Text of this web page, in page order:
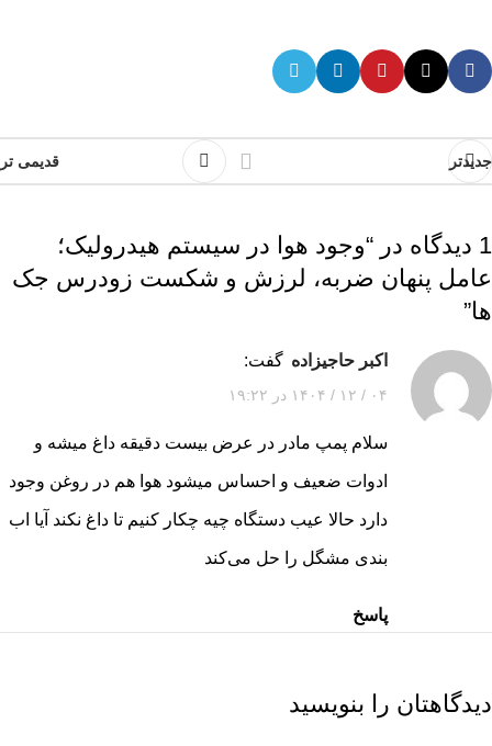
جدیدتر قدیمی تر
1 دیدگاه در “
وجود هوا در سیستم هیدرولیک؛
عامل پنهان ضربه، لرزش و شکست زودرس جک
ها”
اکبر حاجیزاده گفت:
۰۴ / ۱۲ / ۱۴۰۴ در ۱۹:۲۲
سلام پمپ مادر در عرض بیست دقیقه داغ میشه و
ادوات ضعیف و احساس میشود هوا هم در روغن وجود
دارد حالا عیب دستگاه چیه چکار کنیم تا داغ نکند آیا اب
بندی مشگل را حل می‌کند
پاسخ
دیدگاهتان را بنویسید